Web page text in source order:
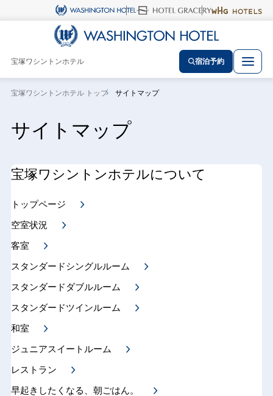
宝塚ワシントンホテル 宿泊予約
宝塚ワシントンホテル トップ サイトマップ
サイトマップ
宝塚ワシントンホテルについて
トップページ
空室状況
客室
スタンダードシングルルーム
スタンダードダブルルーム
スタンダードツインルーム
和室
ジュニアスイートルーム
レストラン
早起きしたくなる、朝ごはん。